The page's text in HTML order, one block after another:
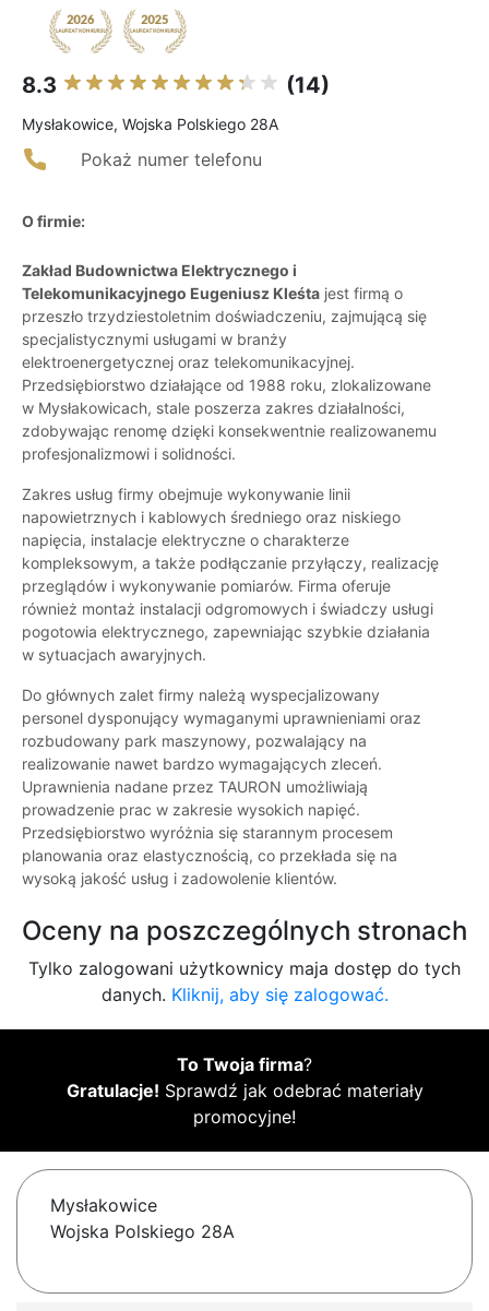
8.3 (14)
Mysłakowice, Wojska Polskiego 28A
Pokaż numer telefonu
O firmie:
Zakład Budownictwa Elektrycznego i
Telekomunikacyjnego Eugeniusz Kleśta jest firmą o
przeszło trzydziestoletnim doświadczeniu, zajmującą się
specjalistycznymi usługami w branży
elektroenergetycznej oraz telekomunikacyjnej.
Przedsiębiorstwo działające od 1988 roku, zlokalizowane
w Mysłakowicach, stale poszerza zakres działalności,
zdobywając renomę dzięki konsekwentnie realizowanemu
profesjonalizmowi i solidności.
Zakres usług firmy obejmuje wykonywanie linii
napowietrznych i kablowych średniego oraz niskiego
napięcia, instalacje elektryczne o charakterze
kompleksowym, a także podłączanie przyłączy, realizację
przeglądów i wykonywanie pomiarów. Firma oferuje
również montaż instalacji odgromowych i świadczy usługi
pogotowia elektrycznego, zapewniając szybkie działania
w sytuacjach awaryjnych.
Do głównych zalet firmy należą wyspecjalizowany
personel dysponujący wymaganymi uprawnieniami oraz
rozbudowany park maszynowy, pozwalający na
realizowanie nawet bardzo wymagających zleceń.
Uprawnienia nadane przez TAURON umożliwiają
prowadzenie prac w zakresie wysokich napięć.
Przedsiębiorstwo wyróżnia się starannym procesem
planowania oraz elastycznością, co przekłada się na
wysoką jakość usług i zadowolenie klientów.
Oceny na poszczególnych stronach
Tylko zalogowani użytkownicy maja dostęp do tych
danych. Kliknij, aby się zalogować.
To Twoja firma?
Gratulacje! Sprawdź jak odebrać materiały
promocyjne!
Mysłakowice
Wojska Polskiego 28A